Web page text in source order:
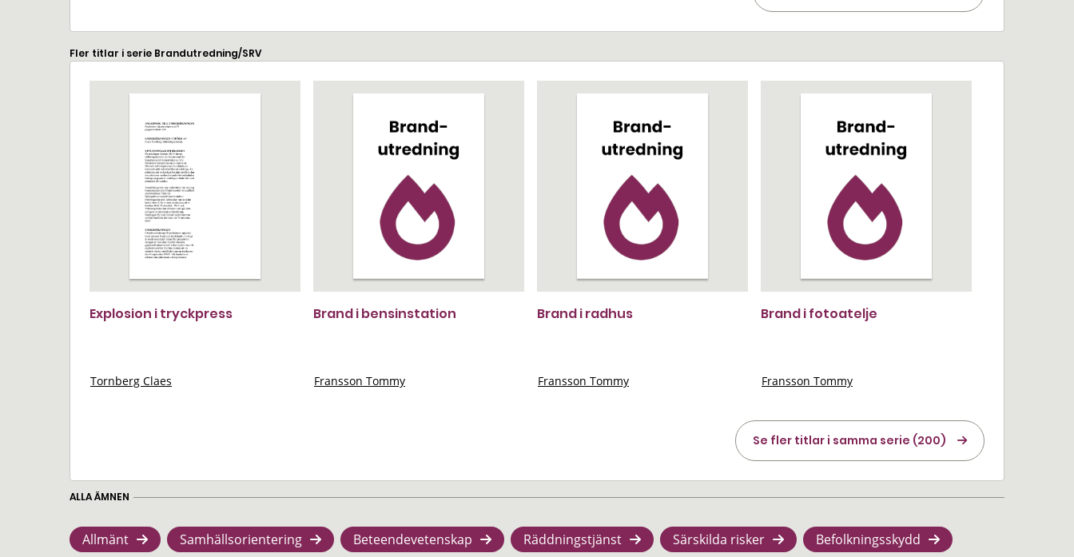
Fler titlar i serie Brandutredning/SRV
Explosion i tryckpress
Tornberg Claes
Brand i bensinstation
Fransson Tommy
Brand i radhus
Fransson Tommy
Brand i fotoatelje
Fransson Tommy
Se fler titlar i samma serie (200)
ALLA ÄMNEN
Allmänt Samhällsorientering Beteendevetenskap Räddningstjänst Särskilda risker Befolkningsskydd